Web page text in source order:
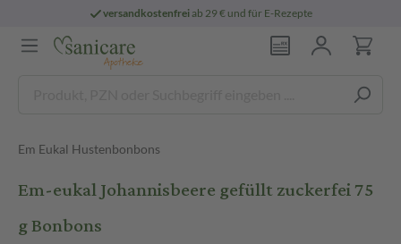
versandkostenfreiab 29 € und für E-Rezepte
Em Eukal Hustenbonbons
Em-eukal Johannisbeere gefüllt zuckerfei 75
g Bonbons